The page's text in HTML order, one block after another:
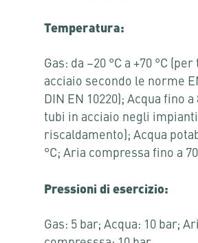
Temperatura:
Gas: da –20 °C a +70 °C
acciaio secondo le norme
DIN EN 10220); Acqua fino a
tubi in acciaio negli
riscaldamento); Acqua
°C; Aria compressa fino a 70
Pressioni di esercizio:
Gas: 5 bar; Acqua: 10 bar;